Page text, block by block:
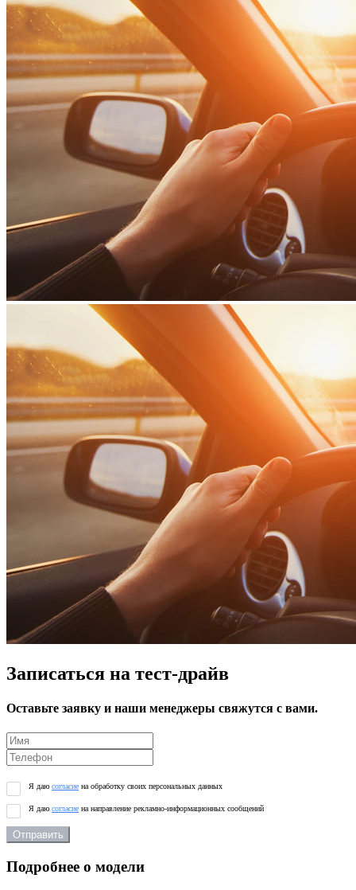
Записаться на тест-драйв
Оставьте заявку и наши менеджеры свяжутся с вами.
Я даю согласие на обработку своих персональных данных
Я даю согласие на направление рекламно-информационных сообщений
Отправить
Подробнее о модели